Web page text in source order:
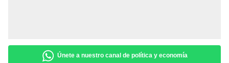
Únete a nuestro canal de política y economía